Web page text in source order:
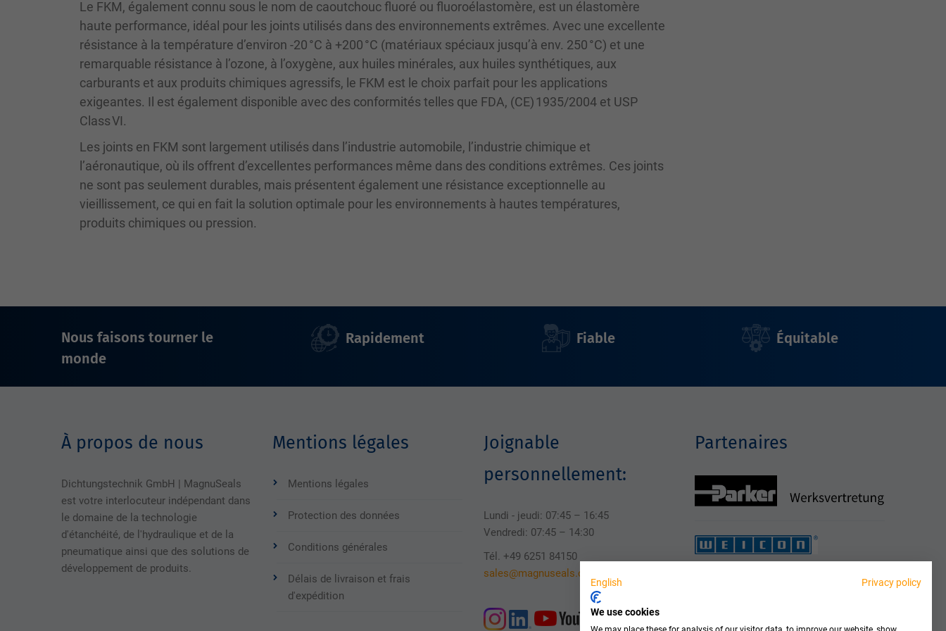
Le FKM, également connu sous le nom de caoutchouc fluoré ou fluoroélastomère, est un élastomère
haute performance, idéal pour les joints utilisés dans des environnements extrêmes. Avec une excellente
résistance à la température d’environ -20 °C à +200 °C (matériaux spéciaux jusqu’à env. 250 °C) et une
remarquable résistance à l’ozone, à l’oxygène, aux huiles minérales, aux huiles synthétiques, aux
carburants et aux produits chimiques agressifs, le FKM est le choix parfait pour les applications
exigeantes. Il est également disponible avec des conformités telles que FDA, (CE) 1935/2004 et USP
Class VI.
Les joints en FKM sont largement utilisés dans l’industrie automobile, l’industrie chimique et
l’aéronautique, où ils offrent d’excellentes performances même dans des conditions extrêmes. Ces joints
ne sont pas seulement durables, mais présentent également une résistance exceptionnelle au
vieillissement, ce qui en fait la solution optimale pour les environnements à hautes températures,
produits chimiques ou pression.
Nous faisons tourner le
monde
Rapidement Fiable Équitable
À propos de nous
Dichtungstechnik GmbH | MagnuSeals
est votre interlocuteur indépendant dans
le domaine de la technologie
d'étanchéité, de l'hydraulique et de la
pneumatique ainsi que des solutions de
développement de produits.
Mentions légales
Mentions légales
Protection des données
Conditions générales
Délais de livraison et frais
d'expédition
Joignable
personnellement:
Lundi - jeudi: 07:45 – 16:45
Vendredi: 07:45 – 14:30
Tél. +49 6251 84150
sales@magnuseals.com
Partenaires
English Privacy policy
We use cookies